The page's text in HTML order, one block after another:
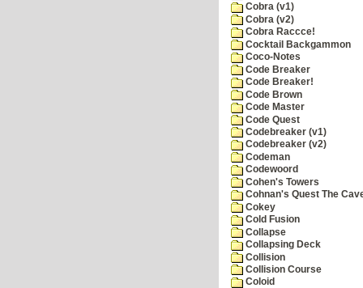
Cobra (v1)
Cobra (v2)
Cobra Raccce!
Cocktail Backgammon
Coco-Notes
Code Breaker
Code Breaker!
Code Brown
Code Master
Code Quest
Codebreaker (v1)
Codebreaker (v2)
Codeman
Codewoord
Cohen's Towers
Cohnan's Quest The
Cokey
Cold Fusion
Collapse
Collapsing Deck
Collision
Collision Course
Coloid